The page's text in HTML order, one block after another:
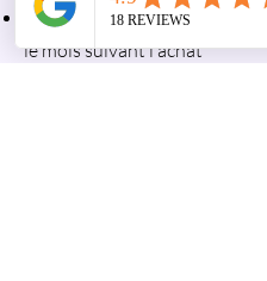
4 séances de 60 minutes, à
le mois suivant l’achat